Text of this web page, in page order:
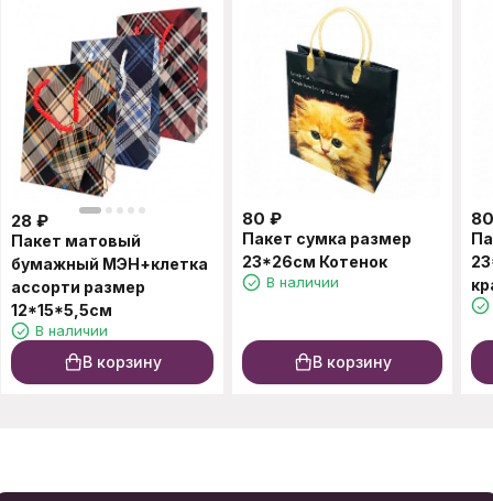
28 ₽
Пакет матовый
бумажный МЭН+клетка
ассорти размер
12*15*5,5см
В наличии
В корзину
80 ₽
Пакет сумка размер
23*26см Котенок
В наличии
В корзину
80